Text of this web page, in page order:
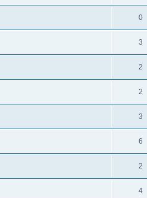
0
3
2
2
3
6
2
4